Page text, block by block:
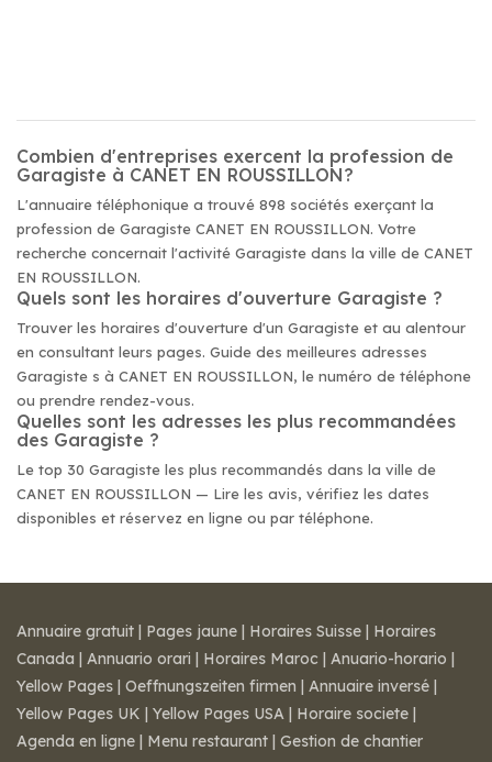
Combien d'entreprises exercent la profession de
Garagiste à CANET EN ROUSSILLON?
L'annuaire téléphonique a trouvé 898 sociétés exerçant la
profession de Garagiste CANET EN ROUSSILLON. Votre
recherche concernait l'activité Garagiste dans la ville de CANET
EN ROUSSILLON.
Quels sont les horaires d'ouverture Garagiste ?
Trouver les horaires d'ouverture d'un Garagiste et au alentour
en consultant leurs pages. Guide des meilleures adresses
Garagiste s à CANET EN ROUSSILLON, le numéro de téléphone
ou prendre rendez-vous.
Quelles sont les adresses les plus recommandées
des Garagiste ?
Le top 30 Garagiste les plus recommandés dans la ville de
CANET EN ROUSSILLON — Lire les avis, vérifiez les dates
disponibles et réservez en ligne ou par téléphone.
Annuaire gratuit | Pages jaune | Horaires Suisse | Horaires
Canada | Annuario orari | Horaires Maroc | Anuario-horario |
Yellow Pages | Oeffnungszeiten firmen | Annuaire inversé |
Yellow Pages UK | Yellow Pages USA | Horaire societe |
Agenda en ligne | Menu restaurant | Gestion de chantier